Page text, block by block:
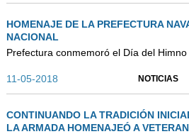
SOCIOS
SUSCRIBIRSE
VER NEWSLETTER
HOMENAJE DE LA PREFECTURA
NACIONAL
Prefectura conmemoró el Día del
11-05-2018 NOTICIAS
CONTINUANDO LA TRADICIÓN
LA ARMADA HOMENAJEÓ A